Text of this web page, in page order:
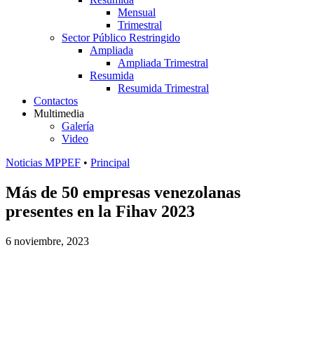
Mensual
Trimestral
Sector Público Restringido
Ampliada
Ampliada Trimestral
Resumida
Resumida Trimestral
Contactos
Multimedia
Galería
Video
Noticias MPPEF • Principal
Más de 50 empresas venezolanas
presentes en la Fihav 2023
6 noviembre, 2023